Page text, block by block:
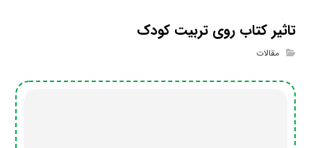
تاثیر کتاب روی تربیت کودک
مقالات